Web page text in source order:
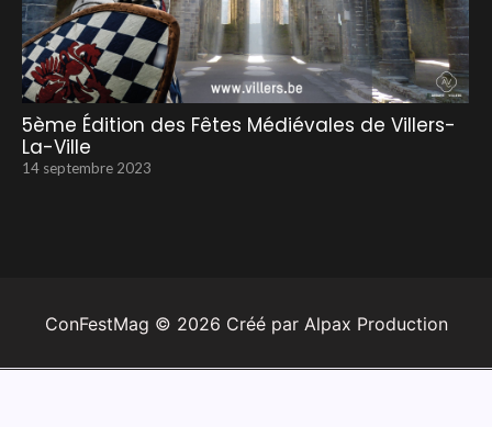
5ème Édition des Fêtes Médiévales de Villers-
La-Ville
14 septembre 2023
ConFestMag © 2026 Créé par Alpax Production